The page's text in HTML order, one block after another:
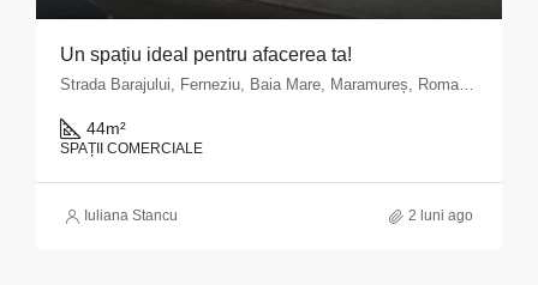
Un spațiu ideal pentru afacerea ta!
Strada Barajului, Ferneziu, Baia Mare, Maramureș, Romania
44m²
SPAȚII COMERCIALE
Iuliana Stancu 2 luni ago